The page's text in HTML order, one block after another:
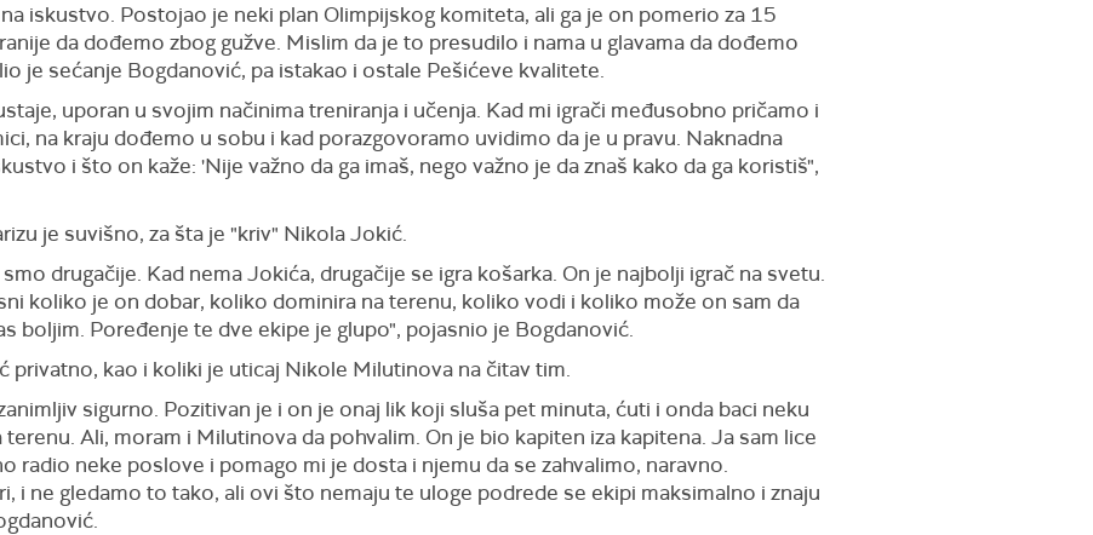
iskustvo. Postojao je neki plan Olimpijskog komiteta, ali ga je on pomerio za 15
da dođemo zbog gužve. Mislim da je to presudilo i nama u glavama da dođemo
je sećanje Bogdanović, pa istakao i ostale Pešićeve kvalitete.
uporan u svojim načinima treniranja i učenja. Kad mi igrači međusobno pričamo i
na kraju dođemo u sobu i kad porazgovoramo uvidimo da je u pravu. Naknadna
i što on kaže: 'Nije važno da ga imaš, nego važno je da znaš kako da ga koristiš",
je suvišno, za šta je "kriv" Nikola Jokić.
drugačije. Kad nema Jokića, drugačije se igra košarka. On je najbolji igrač na svetu.
koliko je on dobar, koliko dominira na terenu, koliko vodi i koliko može on sam da
boljim. Poređenje te dve ekipe je glupo", pojasnio je Bogdanović.
privatno, kao i koliki je uticaj Nikole Milutinova na čitav tim.
sigurno. Pozitivan je i on je onaj lik koji sluša pet minuta, ćuti i onda baci neku
Ali, moram i Milutinova da pohvalim. On je bio kapiten iza kapitena. Ja sam lice
radio neke poslove i pomago mi je dosta i njemu da se zahvalimo, naravno.
i ne gledamo to tako, ali ovi što nemaju te uloge podrede se ekipi maksimalno i znaju